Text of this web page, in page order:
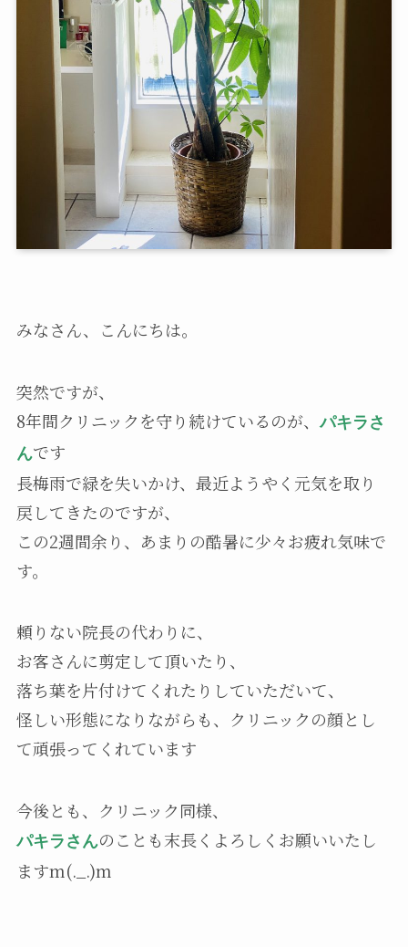
みなさん、こんにちは。
突然ですが、
8年間クリニックを守り続けているのが、パキラさ
んです
長梅雨で緑を失いかけ、最近ようやく元気を取り
戻してきたのですが、
この2週間余り、あまりの酷暑に少々お疲れ気味で
す。
頼りない院長の代わりに、
お客さんに剪定して頂いたり、
落ち葉を片付けてくれたりしていただいて、
怪しい形態になりながらも、クリニックの顔とし
て頑張ってくれています
今後とも、クリニック同様、
パキラさんのことも末長くよろしくお願いいたし
ますm(._.)m